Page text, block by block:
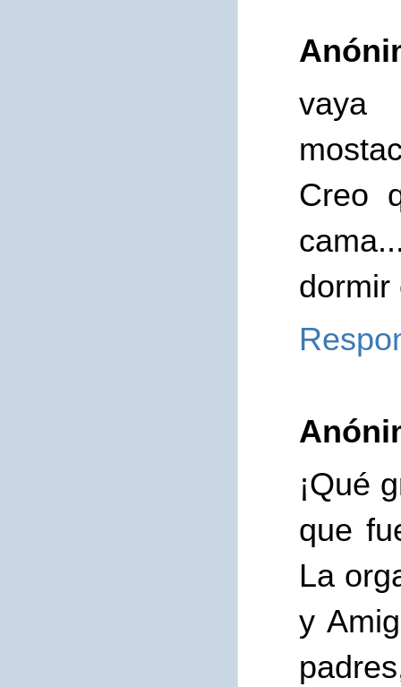
vaya
Creo
dormir
¡Qué
que
La
y